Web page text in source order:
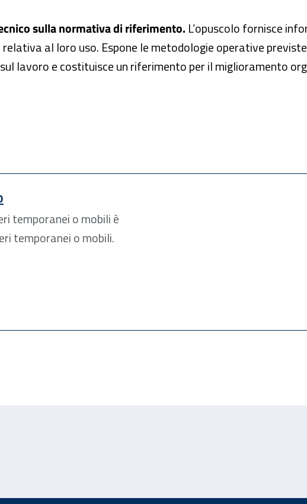
sulla normativa di riferimento. L’opuscolo fornisce
al loro uso. Espone le metodologie operative
lavoro e costituisce un riferimento per il miglioramento
temporanei o mobili è
temporanei o mobili.